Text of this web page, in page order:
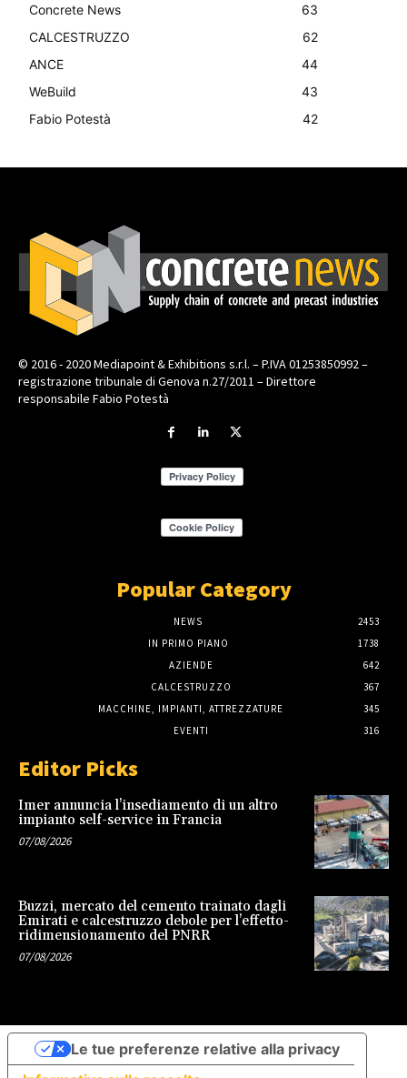
Concrete News
63
CALCESTRUZZO
62
ANCE
44
WeBuild
43
Fabio Potestà
42
© 2016 - 2020 Mediapoint & Exhibitions s.r.l. – P.IVA 01253850992 –
registrazione tribunale di Genova n.27/2011 – Direttore
responsabile Fabio Potestà
Popular Category
NEWS
2453
IN PRIMO PIANO
1738
AZIENDE
642
CALCESTRUZZO
367
MACCHINE, IMPIANTI, ATTREZZATURE
345
EVENTI
316
Editor Picks
Imer annuncia l’insediamento di un altro
impianto self-service in Francia
07/08/2026
Buzzi, mercato del cemento trainato dagli
Emirati e calcestruzzo debole per l’effetto-
ridimensionamento del PNRR
07/08/2026
Le tue preferenze relative alla privacy